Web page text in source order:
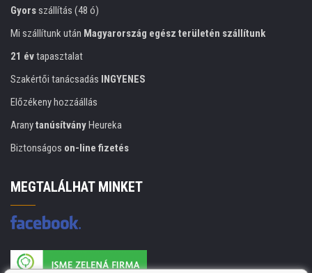
Gyorsszállítás (48 ó)
Mi szállítunk után Magyarország egész területén szállítunk
21 évtapasztalat
Szakértői tanácsadás INGYENES
Előzékeny hozzáállás
AranytanúsítványHeureka
Biztonságos on-line fizetés
MEGTALÁLHAT MINKET